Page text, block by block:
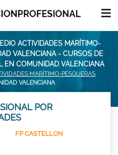
ACTIVIDADES MARÍTIMO-
VALENCIANA - CURSOS DE
EN COMUNIDAD VALENCIANA
MARÍTIMO-PESQUERAS
VALENCIANA
POR
FP CASTELLON